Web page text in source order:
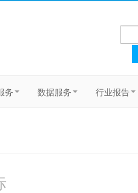
务 数据服务 行业报告